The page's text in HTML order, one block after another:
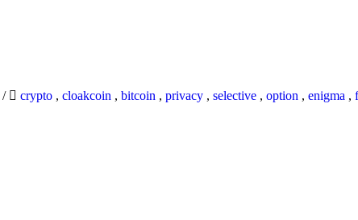
/ crypto , cloakcoin , bitcoin , privacy , selective , option , enigma ,